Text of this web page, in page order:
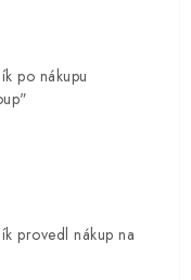
po nákupu
provedl nákup na